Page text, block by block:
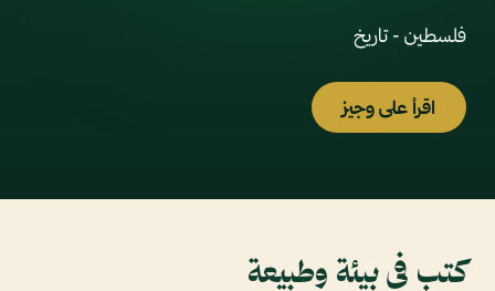
فلسطين - تاريخ
اقرأ على وجيز
كتب في بيئة وطبيعة